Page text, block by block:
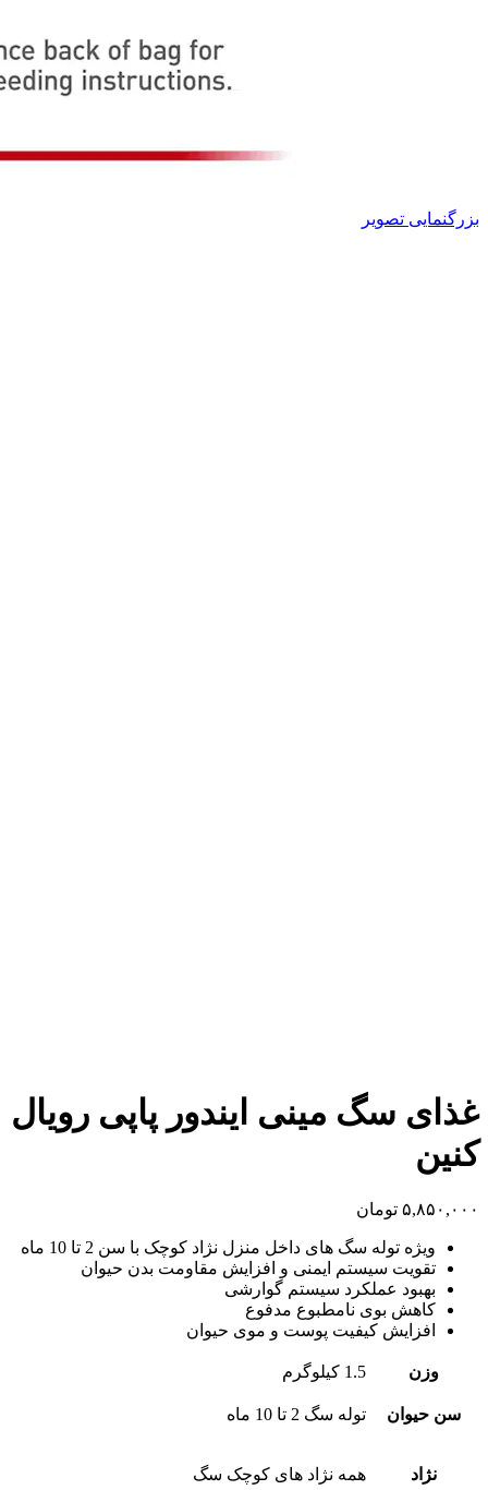
بزرگنمایی تصویر
غذای سگ مینی ایندور پاپی رویال
کنین
۵,۸۵۰,۰۰۰ تومان
ویژه توله سگ های داخل منزل نژاد کوچک با سن 2 تا 10 ماه
تقویت سیستم ایمنی و افزایش مقاومت بدن حیوان
بهبود عملکرد سیستم گوارشی
کاهش بوی نامطبوع مدفوع
افزایش کیفیت پوست و موی حیوان
وزن 1.5 کیلوگرم
سن حیوان توله سگ 2 تا 10 ماه
نژاد همه نژاد های کوچک سگ